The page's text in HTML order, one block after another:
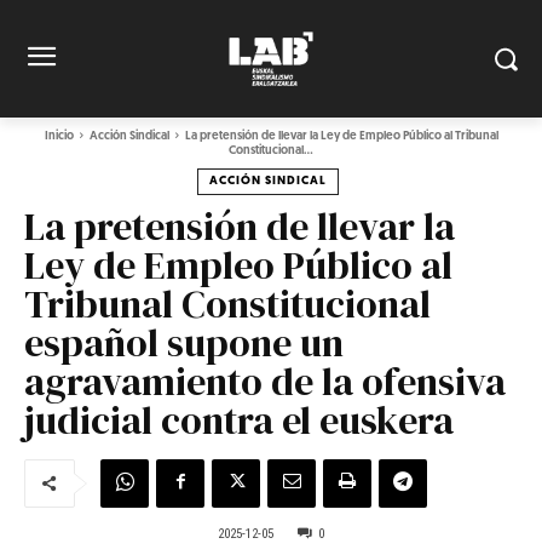
Inicio Acción Sindical
La pretensión de llevar la Ley de Empleo Público al Tribunal
Constitucional...
ACCIÓN SINDICAL
La pretensión de llevar la
Ley de Empleo Público al
Tribunal Constitucional
español supone un
agravamiento de la ofensiva
judicial contra el euskera
2025-12-05 0